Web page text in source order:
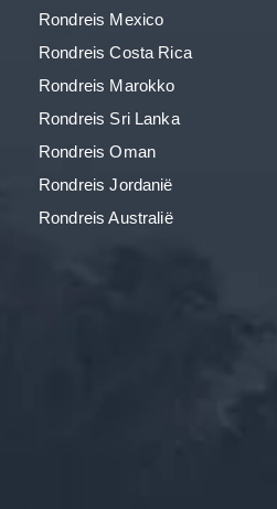
Rondreis Mexico
Rondreis Costa Rica
Rondreis Marokko
Rondreis Sri Lanka
Rondreis Oman
Rondreis Jordanië
Rondreis Australië